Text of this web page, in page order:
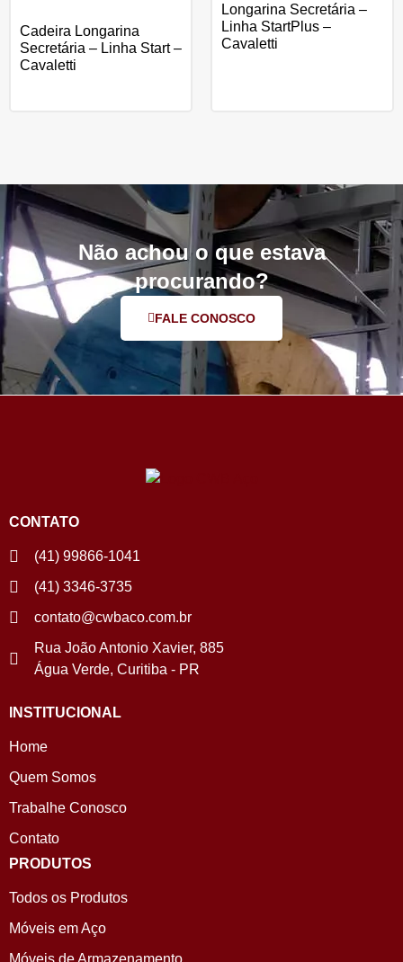
Cadeira Longarina
Secretária – Linha Start –
Cavaletti
Longarina Secretária –
Linha StartPlus –
Cavaletti
Não achou o que estava
procurando?
FALE CONOSCO
CONTATO
(41) 99866-1041
(41) 3346-3735
contato@cwbaco.com.br
Rua João Antonio Xavier, 885
Água Verde, Curitiba - PR
INSTITUCIONAL
Home
Quem Somos
Trabalhe Conosco
Contato
PRODUTOS
Todos os Produtos
Móveis em Aço
Móveis de Armazenamento